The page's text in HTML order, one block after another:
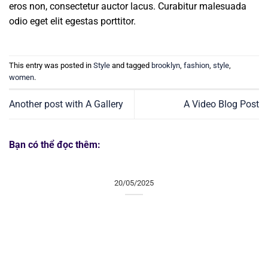
eros non, consectetur auctor lacus. Curabitur malesuada
odio eget elit egestas porttitor.
This entry was posted in Style and tagged brooklyn, fashion, style,
women.
Another post with A Gallery A Video Blog Post
Bạn có thể đọc thêm:
20/05/2025